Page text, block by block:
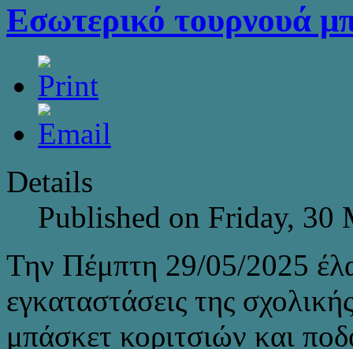
Εσωτερικό τουρνουά
Details
Published on Friday, 30
Την Πέμπτη 29/05/2025
εγκαταστάσεις της
μπάσκετ κοριτσιών και